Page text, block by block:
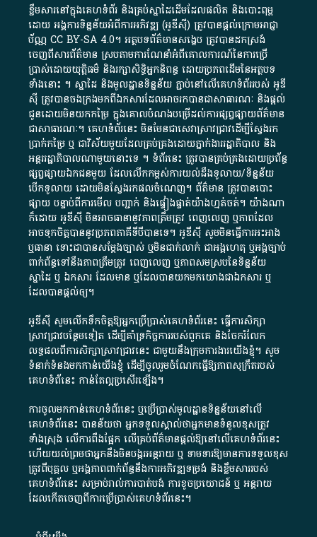
ខ្លឹមសារ​នៅ​ក្នុង​គេហទំព័រ និង​គ្រប់​ស្នា​ដៃ​ដើម​ដែល​ផលិត​ និង​បោះពុម្ព​
ដោយ​ អង្គការ​ទិន្នន័យ​អំពី​ការអភិវឌ្ឍ​​ (អូ​ឌី​ស៊ី)​ ត្រូវ​បាន​ផ្តល់​ក្រោម​អាជ្ញា
ប័ណ្ណ​CC BY-SA 4.0។​ អត្ថបទ​ព័ត៌មាន​សង្ខេប​ ត្រូវ​បាន​ដកស្រង់​
ចេញពី​សារព័ត៌មាន ស្របតាមការ​ណែនាំ​អំពី​គោលការណ៍​នៃ​ការ​ប្រើ
ប្រាស់​ដោយ​យុត្តិធម៌​ និង​រក្សាសិទ្ធិអ្នកនិពន្ធ ដោយ​ប្រភពដើម​នៃ​​អត្ថបទ
ទាំង​នោះ​ ។​ ស្នាដៃ​ និង​មូលដ្ឋាន​ទិន្នន័យ ​ភ្ជាប់​នៅ​លើ​គេហទំព័រ​របស់​ អូ​ឌី​
ស៊ី​ ត្រូវ​បាន​ចងក្រង​មក​ពី​ឯកសារ​ដែល​អាច​រក​បានជា​សាធារណៈ​ និង​ផ្តល់​
ជូន​ដោយ​មិន​យក​កម្រៃ​ ក្នុង​គោលបំណង​បម្រើ​ដល់ការ​ផ្សព្វផ្សាយ​ព័ត៌មាន​
ជា​សាធារណៈ​។​ គេហទំព័រ​នេះ​ មិនមែន​ជា​សេវា​ស្រាវជ្រាវ​ដើម្បី​ស្វែងរក
ប្រាក់​កម្រៃ​ ឬ​ ជា​វិស័យ​មួយ​ដែល​គ្រប់គ្រង​ដោយ​ភ្នាក់ងារ​រដ្ឋាភិបាល​ និង ​
អន្តររដ្ឋាភិបាល​ណាមួយ​នោះ​ទេ ​។​ ទំព័រ​នេះ​ ត្រូវ​បាន​គ្រប់គ្រង​ដោយ​ប្រព័ន្ធ​
ផ្សព្វផ្សាយ​ឯកជន​មួយ​ ដែល​លើកកម្ពស់​ការ​យល់​ដឹង​ទូលាយ​/​ទិន្នន័យ​
បើក​ទូលាយ​ ដោយ​មិនស្វែង​រក​ផល​ចំណេញ​។​ ព័ត៌មាន​ ត្រូវ​បាន​បោះ
ផ្សាយ​ បន្ទាប់​ពី​ការ​មើល​ បញ្ជាក់​ និង​ផ្ទៀងផ្ទាត់​យ៉ាង​ហ្មត់ចត់​។​ យ៉ាងណា​
ក៏​ដោយ​ អូ​ឌី​ស៊ី​ មិន​អាច​ធានា​នូវ​ភាព​ត្រឹមត្រូវ​ ពេញលេញ​ ឬ​ភាព​ដែល​
អាច​ទុកចិត្ត​បាននូវ​ប្រភព​ភាគី​ទី​បី​បាន​ទេ​។​ អូ​ឌី​ស៊ី​ សូម​មិន​ធ្វើការ​អះអាង​
ឬ​ធានា​ ទោះជា​បាន​សម្តែង​ច្បាស់​ ឬ​មិន​ជាក់លាក់​ ជា​អង្គហេតុ​ ឬ​អង្គច្បាប់​
ពាក់ព័ន្ធ​ទៅ​នឹង​ភាព​ត្រឹមត្រូវ​ ពេញលេញ​ ឬ​ភាព​សម​ស្រប​នៃ​ទិន្នន័យ​
ស្នាដៃ​ ឬ​ ឯកសារ​ ដែល​មាន​ ឬ​ដែល​បាន​យក​មក​យោង​ជា​ឯកសារ​ ឬ​
ដែល​បាន​ផ្តល់​ឲ្យ​។
អូឌីស៊ី សូមលើកទឹកចិត្តឱ្យអ្នកប្រើប្រាស់គេហទំព័រនេះ ធ្វើការសិក្សា
ស្រាវជ្រាវបន្ថែមទៀត ដើម្បីគាំទ្រកិច្ចការ​របស់ពួកគេ និងចែករំលែក
លទ្ធផលពីការសិក្សាស្រាវជ្រាវនេះ ជាមួយនឹងក្រុមការងារយើងខ្ញុំ។ សូម
ទំនាក់ទំនងមកកាន់យើងខ្ញុំ ដើម្បីចូលរួមចំណែកធ្វើឱ្យភាពសុក្រឹតរបស់
គេហទំព័នេះ កាន់តែល្អប្រសើរឡើង។
ការចូលមកកាន់គេហទំព័រនេះ ឬប្រើប្រាស់មូលដ្ឋានទិន្នន័យនៅលើ
គេហទំព័រនេះ បានន័យថា អ្នកទទួលស្គាល់ថាអ្នកមានទំនួលខុសត្រូវ
ទាំងស្រុង លើការពឹងផ្អែក លើគ្រប់ព័ត៌មានផ្តល់ឱ្យនៅលើគេហទំព័រនេះ
ហើយយល់ព្រមថាអ្នកនឹងមិនបង្ករអន្តរាយ ឬ ទាមទារ​ឱ្យមានការទទួលខុស​
ត្រូវពីបុគ្គល ឬអង្គភាពពាក់ព័ន្ធនឹងការអភិវឌ្ឍទម្រង់ និងខ្លឹមសាររបស់
គេហទំព័រនេះ សម្រាប់រាល់ការបាត់បង់ ការខូចប្រយោជន៍ ឬ អន្តរាយ
ដែលកើតចេញពីការប្រើប្រាស់គេហទំព័រនេះ។